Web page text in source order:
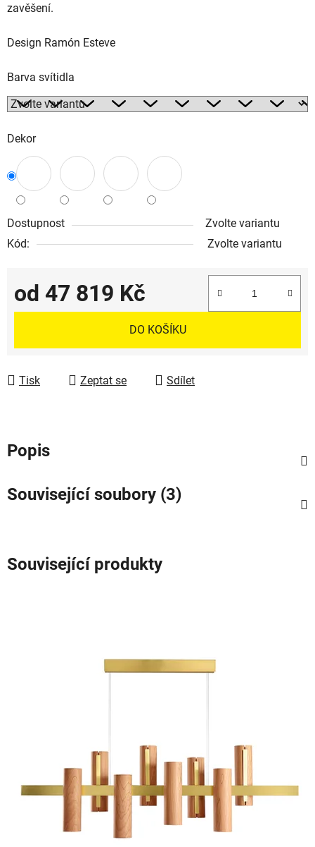
zavěšení.
Design Ramón Esteve
Barva svítidla
Dekor
Dostupnost
Zvolte variantu
Kód:
Zvolte variantu
od 47 819 Kč
Měrná cena:
DO KOŠÍKU
Tisk Zeptat se Sdílet
Popis
Související soubory (3)
Související produkty